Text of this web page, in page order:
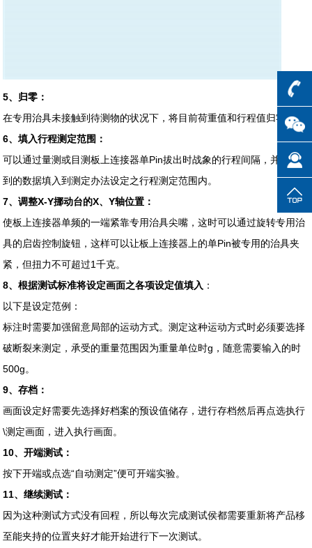
5、归零：
在专用治具未接触到待测物的状况下，将目前荷重值和行程值归零。
6、填入行程测定范围：
可以通过量测或目测板上连接器单Pin拔出时战象的行程间隔，并将得
到的数据填入到测定办法设定之行程测定范围内。
7、调整X-Y挪动台的X、Y轴位置：
使板上连接器单频的一端紧靠专用治具尖嘴，这时可以通过旋转专用治
具的启齿控制旋钮，这样可以让板上连接器上的单Pin被专用的治具夹
紧，但扭力不可超过1千克。
8、根据测试标准将设定画面之各项设定值填入 ：
以下是设定范例：
标注时需要加强留意局部的运动方式。测定这种运动方式时必须要选择
破断裂来测定，承受的重量范围因为重量单位时g，随意需要输入的时
500g。
9、存档：
画面设定好需要先选择好档案的预设值储存，进行存档然后再点选执行
\测定画面，进入执行画面。
10、开端测试：
按下开端或点选“自动测定”便可开端实验。
11、继续测试：
因为这种测试方式没有回程，所以每次完成测试侯都需要重新将产品移
至能夹持的位置夹好才能开始进行下一次测试。